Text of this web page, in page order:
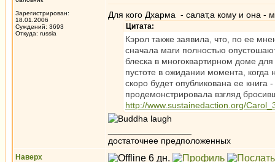
Зарегистрирован:
18.01.2006
Суждений: 3693
Откуда: russia
Для кого Дхарма - салат,а кому и она -
Цитата:
Кэрол также заявила, что, по ее
сначала маги полностью
блеска в многоквартирном доме
пустоте в ожидании момента, когда
скоро будет опубликована ее
продемонстрировала взгляд
http://www.sustainedaction.org/
достаточнее предположенных
Наверх